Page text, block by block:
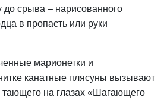
до срыва – нарисованного
в пропасть или руки
марионетки и
канатные плясуны вызывают
тающего на глазах «Шагающего